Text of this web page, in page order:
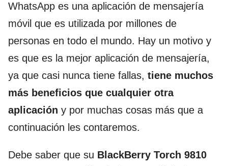
WhatsApp es una aplicación de mensajería
móvil que es utilizada por millones de
personas en todo el mundo. Hay un motivo y
es que es la mejor aplicación de mensajería,
ya que casi nunca tiene fallas, tiene muchos
más beneficios que cualquier otra
aplicación y por muchas cosas más que a
continuación les contaremos.
Debe saber que su BlackBerry Torch 9810